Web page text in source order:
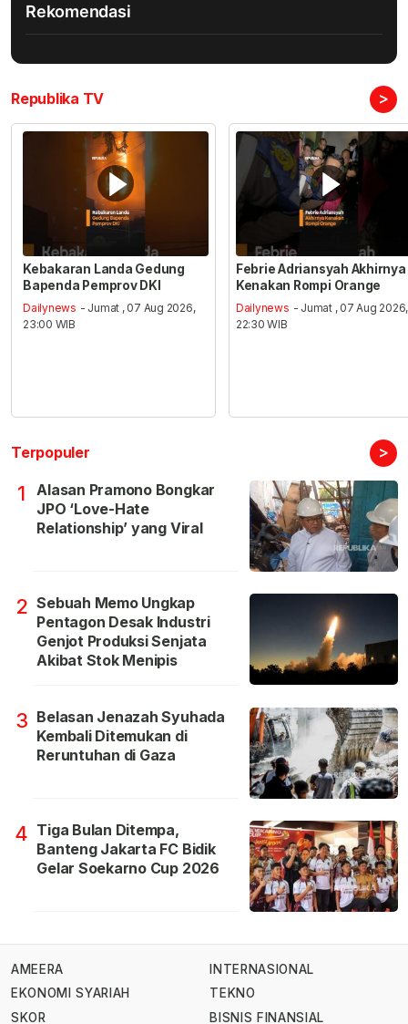
Rekomendasi
Republika TV >
Kebakaran Landa Gedung
Bapenda Pemprov DKI
Dailynews - Jumat , 07 Aug 2026,
23:00 WIB
Febrie Adriansyah Akhirnya
Kenakan Rompi Orange
Dailynews - Jumat , 07 Aug 2026,
22:30 WIB
Terpopuler >
1
Alasan Pramono Bongkar
JPO ‘Love-Hate
Relationship’ yang Viral
2 Sebuah Memo Ungkap
Pentagon Desak Industri
Genjot Produksi Senjata
Akibat Stok Menipis
3 Belasan Jenazah Syuhada
Kembali Ditemukan di
Reruntuhan di Gaza
4 Tiga Bulan Ditempa,
Banteng Jakarta FC Bidik
Gelar Soekarno Cup 2026
AMEERA
EKONOMI SYARIAH
SKOR
INTERNASIONAL
TEKNO
BISNIS FINANSIAL